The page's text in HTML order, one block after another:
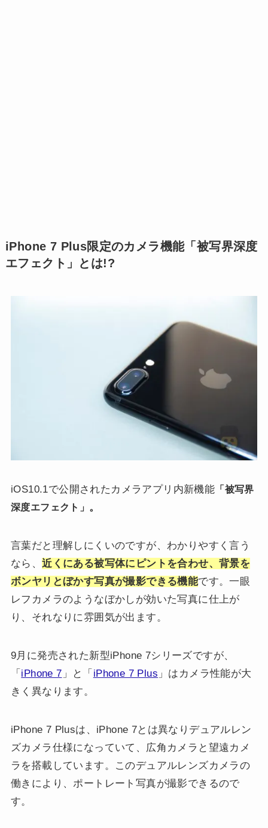
iPhone 7 Plus限定のカメラ機能「被写界深度
エフェクト」とは!?
iOS10.1で公開されたカメラアプリ内新機能 「被写界
深度エフェクト」
。
言葉だと理解しにくいのですが、わかりやすく言う
なら、近くにある被写体にピントを合わせ、背景を
ボンヤリとぼかす写真が撮影できる機能です。一眼
レフカメラのようなぼかしが効いた写真に仕上が
り、それなりに雰囲気が出ます。
9月に発売された新型iPhone 7シリーズですが、
「 iPhone 7 」と「 iPhone 7 Plus 」はカメラ性能が大
きく異なります。
iPhone 7 Plusは、iPhone 7とは異なりデュアルレン
ズカメラ仕様になっていて、広角カメラと望遠カメ
ラを搭載しています。このデュアルレンズカメラの
働きにより、ポートレート写真が撮影できるので
す。